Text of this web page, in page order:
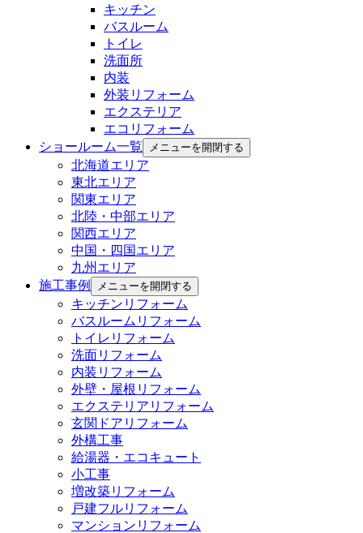
キッチン
バスルーム
トイレ
洗面所
内装
外装リフォーム
エクステリア
エコリフォーム
ショールーム一覧
メニューを開閉する
北海道エリア
東北エリア
関東エリア
北陸・中部エリア
関西エリア
中国・四国エリア
九州エリア
施工事例
メニューを開閉する
キッチンリフォーム
バスルームリフォーム
トイレリフォーム
洗面リフォーム
内装リフォーム
外壁・屋根リフォーム
エクステリアリフォーム
玄関ドアリフォーム
外構工事
給湯器・エコキュート
小工事
増改築リフォーム
戸建フルリフォーム
マンションリフォーム